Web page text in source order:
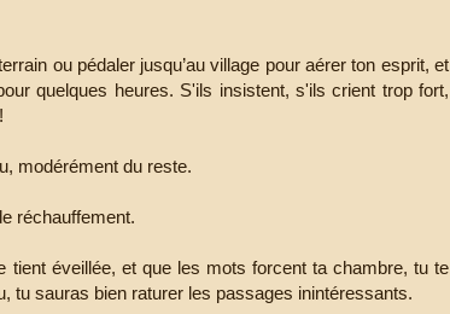
ou pédaler jusqu’au village pour aérer ton esprit, et
quelques heures. S'ils insistent, s'ils crient trop fort,
modérément du reste.
réchauffement.
éveillée, et que les mots forcent ta chambre, tu te
tu sauras bien raturer les passages inintéressants.